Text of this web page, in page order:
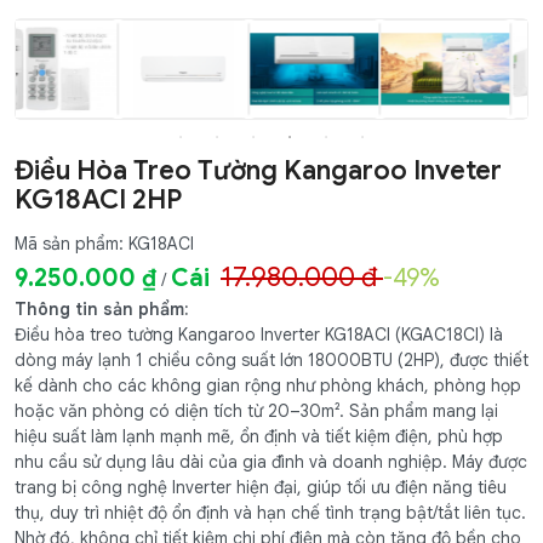
Điều Hòa Treo Tường Kangaroo Inveter
KG18ACI 2HP
Mã sản phẩm: KG18ACI
9.250.000 ₫ / Cái 17.980.000 đ-49%
Thông tin sản phẩm:
Điều hòa treo tường Kangaroo Inverter KG18ACI (KGAC18CI) là
dòng máy lạnh 1 chiều công suất lớn 18000BTU (2HP), được thiết
kế dành cho các không gian rộng như phòng khách, phòng họp
hoặc văn phòng có diện tích từ 20–30m². Sản phẩm mang lại
hiệu suất làm lạnh mạnh mẽ, ổn định và tiết kiệm điện, phù hợp
nhu cầu sử dụng lâu dài của gia đình và doanh nghiệp. Máy được
trang bị công nghệ Inverter hiện đại, giúp tối ưu điện năng tiêu
thụ, duy trì nhiệt độ ổn định và hạn chế tình trạng bật/tắt liên tục.
Nhờ đó, không chỉ tiết kiệm chi phí điện mà còn tăng độ bền cho